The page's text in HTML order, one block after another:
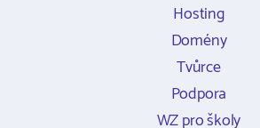
Hosting
Domény
Tvůrce
Podpora
WZ pro školy